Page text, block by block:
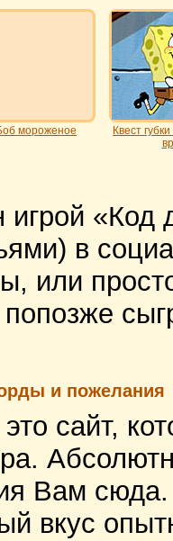
мороженое
Квест
игрой «Код
в
или
и пожелания
сайт,
Вам
вкус